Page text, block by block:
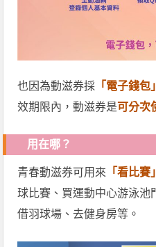
也因為動滋券採 「電子錢包
效期限內，動滋券是可分次
用在哪？
青春動滋券可用來 「看比賽
球比賽、買運動中心游泳池
借羽球場、去健身房等。